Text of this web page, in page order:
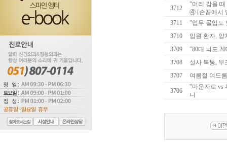
3712
"머리 감을
④ [손끝에서
3711
"업무 몰입도
3710
입원 환자, 양
3709
"80대 뇌도
3708
설사 복통, 무
3707
여름철 여드
3706
"마운자로 vs
니